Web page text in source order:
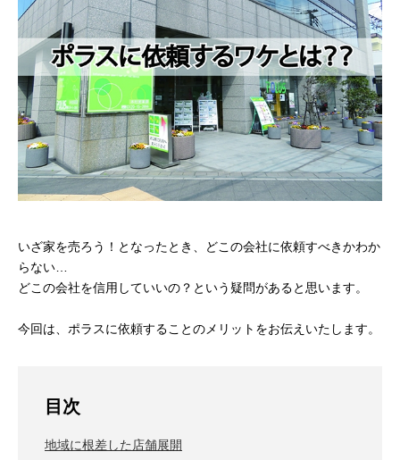
いざ家を売ろう！となったとき、どこの会社に依頼すべきかわか
らない…
どこの会社を信用していいの？という疑問があると思います。
今回は、ポラスに依頼することのメリットをお伝えいたします。
目次
地域に根差した店舗展開